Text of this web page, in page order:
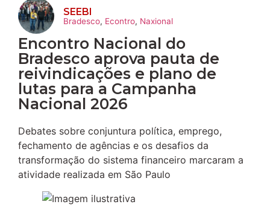
SEEBI
Bradesco, Econtro, Naxional
Encontro Nacional do
Bradesco aprova pauta de
reivindicações e plano de
lutas para a Campanha
Nacional 2026
Debates sobre conjuntura política, emprego,
fechamento de agências e os desafios da
transformação do sistema financeiro marcaram a
atividade realizada em São Paulo